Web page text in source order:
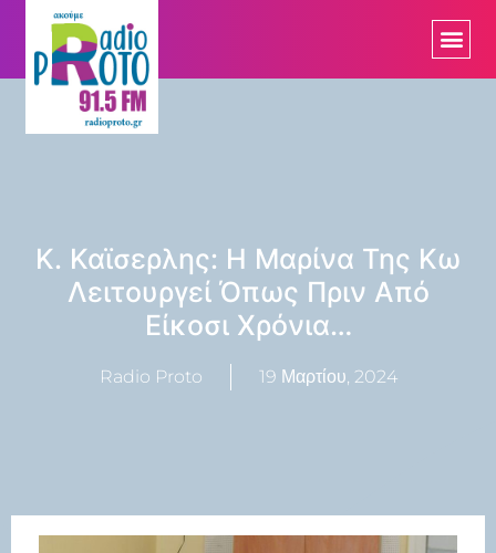
Κ. Καϊσερλης: Η Μαρίνα Της Κω
Λειτουργεί Όπως Πριν Από
Είκοσι Χρόνια…
Radio Proto 19 Μαρτίου, 2024